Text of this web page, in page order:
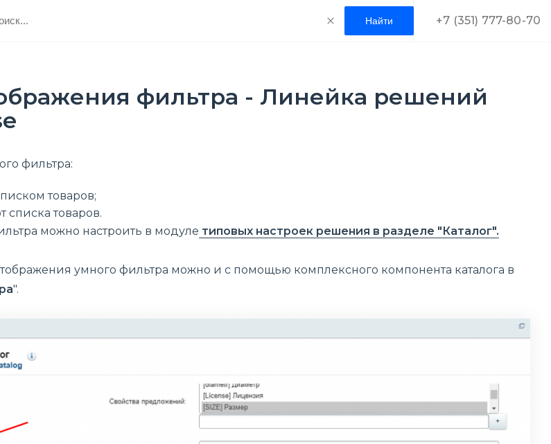
+7 (351) 777-80-70
фильтра - Линейка решений
фильтра:
товаров;
списка товаров.
можно настроить в модуле типовых настроек решения в разделе "Каталог".
умного фильтра можно и с помощью комплексного компонента каталога в
".